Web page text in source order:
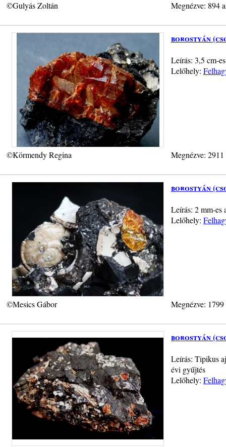
©Gulyás Zoltán Megnézve: 894
borostyán
Leírás: 3,5 cm-
Lelőhely:
©Körmendy Regina Megnézve:
borostyán
Leírás: 2 mm-es
Lelőhely:
©Mesics Gábor Megnézve:
borostyán
Leírás: Tipikus
évi gyűjtés
Lelőhely: